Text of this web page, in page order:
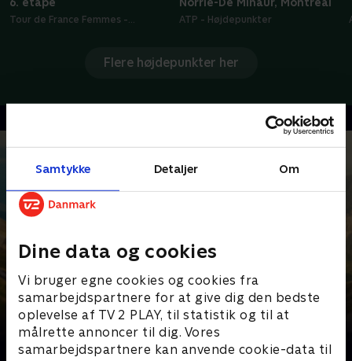
Samtykke Detaljer Om
Dine data og cookies
Vi bruger egne cookies og cookies fra
samarbejdspartnere for at give dig den bedste
oplevelse af TV 2 PLAY, til statistik og til at
målrette annoncer til dig. Vores
samarbejdspartnere kan anvende cookie-data til
Tour de France Femmes -
ATP - Højdepunkter
Flere højdepunkter her
Senest tilføjet